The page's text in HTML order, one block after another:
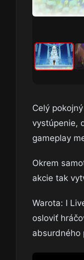
Celý
vystúpenie,
gameplay
Okrem
akcie tak
Warota: I
osloviť
absurdného